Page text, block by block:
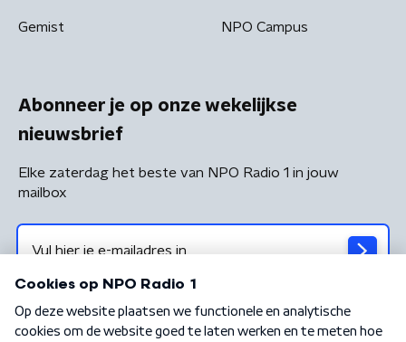
Gemist NPO Campus
Abonneer je op onze wekelijkse
nieuwsbrief
Elke zaterdag het beste van NPO Radio 1 in jouw
mailbox